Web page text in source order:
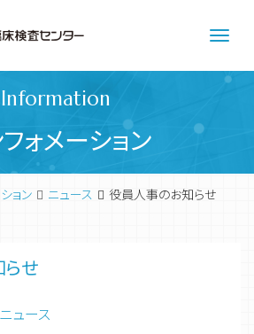
Information
ォメーション
ョン ニュース 役員人事のお知らせ
せ
ニュース